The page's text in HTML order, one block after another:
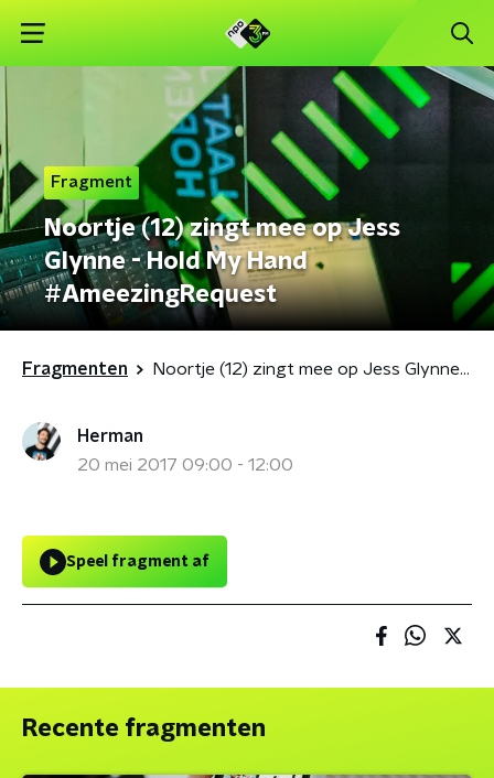
Fragment
Noortje (12) zingt mee op Jess
Glynne - Hold My Hand
#AmeezingRequest
Fragmenten Noortje (12) zingt mee op Jess Glynne - Hold My Hand #AmeezingRequest
Herman
20 mei 2017 09:00 - 12:00
Speel fragment af
Recente fragmenten